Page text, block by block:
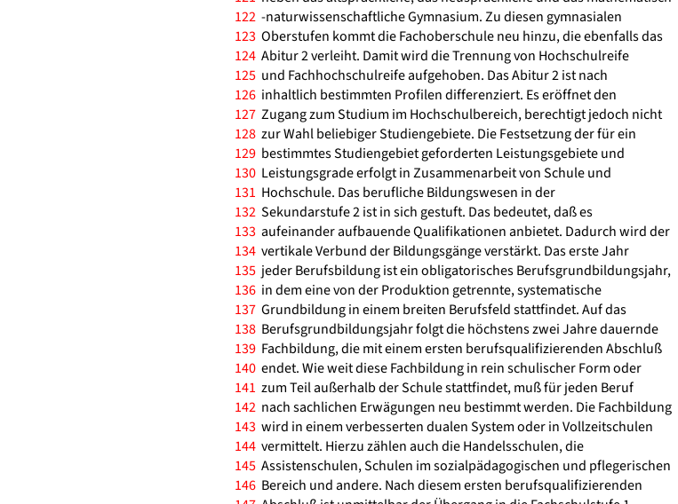
122 -naturwissenschaftliche Gymnasium. Zu diesen gymnasialen
123 Oberstufen kommt die Fachoberschule neu hinzu, die ebenfalls das
124 Abitur 2 verleiht. Damit wird die Trennung von Hochschulreife
125 und Fachhochschulreife aufgehoben. Das Abitur 2 ist nach
126 inhaltlich bestimmten Profilen differenziert. Es eröffnet den
127 Zugang zum Studium im Hochschulbereich, berechtigt jedoch nicht
128 zur Wahl beliebiger Studiengebiete. Die Festsetzung der für ein
129 bestimmtes Studiengebiet geforderten Leistungsgebiete und
130 Leistungsgrade erfolgt in Zusammenarbeit von Schule und
131 Hochschule. Das berufliche Bildungswesen in der
132 Sekundarstufe 2 ist in sich gestuft. Das bedeutet, daß es
133 aufeinander aufbauende Qualifikationen anbietet. Dadurch wird der
134 vertikale Verbund der Bildungsgänge verstärkt. Das erste Jahr
135 jeder Berufsbildung ist ein obligatorisches Berufsgrundbildungsjahr,
136 in dem eine von der Produktion getrennte, systematische
137 Grundbildung in einem breiten Berufsfeld stattfindet. Auf das
138 Berufsgrundbildungsjahr folgt die höchstens zwei Jahre dauernde
139 Fachbildung, die mit einem ersten berufsqualifizierenden Abschluß
140 endet. Wie weit diese Fachbildung in rein schulischer Form oder
141 zum Teil außerhalb der Schule stattfindet, muß für jeden Beruf
142 nach sachlichen Erwägungen neu bestimmt werden. Die Fachbildung
143 wird in einem verbesserten dualen System oder in Vollzeitschulen
144 vermittelt. Hierzu zählen auch die Handelsschulen, die
145 Assistenschulen, Schulen im sozialpädagogischen und pflegerischen
146 Bereich und andere. Nach diesem ersten berufsqualifizierenden